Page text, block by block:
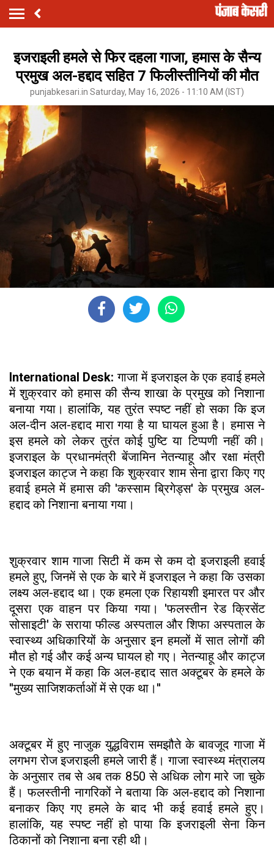
इजराइली हमले से फिर दहला गाजा, हमास के सैन्य
प्रमुख अल-हद्दाद सहित 7 फिलीस्तीनियों की मौत
punjabkesari.in Saturday, May 16, 2026 - 11:10 AM (IST)
International Desk: गाजा में इजराइल के एक हवाई हमले
में शुक्रवार को हमास की सैन्य शाखा के प्रमुख को निशाना
बनाया गया। हालांकि, यह तुरंत स्पष्ट नहीं हो सका कि इज
अल-दीन अल-हद्दाद मारा गया है या घायल हुआ है। हमास ने
इस हमले को लेकर तुरंत कोई पुष्टि या टिप्पणी नहीं की।
इजराइल के प्रधानमंत्री बेंजामिन नेतन्याहू और रक्षा मंत्री
इजराइल काट्ज ने कहा कि शुक्रवार शाम सेना द्वारा किए गए
हवाई हमले में हमास की 'कस्साम ब्रिगेड्स' के प्रमुख अल-
हद्दाद को निशाना बनाया गया।
शुक्रवार शाम गाजा सिटी में कम से कम दो इजराइली हवाई
हमले हुए, जिनमें से एक के बारे में इजराइल ने कहा कि उसका
लक्ष्य अल-हद्दाद था। एक हमला एक रिहायशी इमारत पर और
दूसरा एक वाहन पर किया गया। 'फलस्तीन रेड क्रिसेंट
सोसाइटी' के सराया फील्ड अस्पताल और शिफा अस्पताल के
स्वास्थ्य अधिकारियों के अनुसार इन हमलों में सात लोगों की
मौत हो गई और कई अन्य घायल हो गए। नेतन्याहू और काट्ज
ने एक बयान में कहा कि अल-हद्दाद सात अक्टूबर के हमले के
''मुख्य साजिशकर्ताओं में से एक था।''
अक्टूबर में हुए नाजुक युद्धविराम समझौते के बावजूद गाजा में
लगभग रोज इजराइली हमले जारी हैं। गाजा स्वास्थ्य मंत्रालय
के अनुसार तब से अब तक 850 से अधिक लोग मारे जा चुके
हैं। फलस्तीनी नागरिकों ने बताया कि अल-हद्दाद को निशाना
बनाकर किए गए हमले के बाद भी कई हवाई हमले हुए।
हालांकि, यह स्पष्ट नहीं हो पाया कि इजराइली सेना किन
ठिकानों को निशाना बना रही थी।